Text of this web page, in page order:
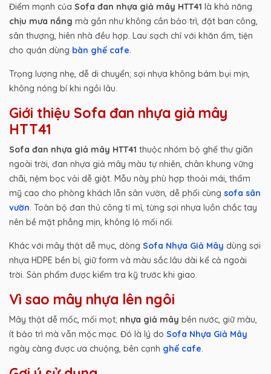
Điểm mạnh của Sofa đan nhựa giả mây HTT41 là khả năng
chịu mưa nắng mà gần như không cần bảo trì, đặt ban công,
sân thượng, hiên nhà đều hợp. Lau sạch chỉ với khăn ẩm, tiện
cho quán dùng bàn ghế cafe
Trọng lượng nhẹ, dễ di chuyển; sợi nhựa không bám bụi mịn,
không nóng bí khi ngồi lâu.
Giới thiệu Sofa đan nhựa giả mây
HTT41
Sofa đan nhựa giả mây HTT41 thuộc nhóm bộ ghế thư giãn
ngoài trời, đan nhựa giả mây màu tự nhiên, chân khung vững
chãi, nệm bọc vải dễ giặt. Mẫu này phù hợp thoải mái, thẩm
mỹ cao cho phòng khách lẫn sân vườn, dễ phối cùng sofa sân
vườn . Toàn bộ đan thủ công tỉ mỉ, từng sợi nhựa luồn chắc tay
nên bề mặt phẳng mịn, không lộ mối nối.
Khác với mây thật dễ mục, dòng Sofa Nhựa Giả Mây dùng sợi
nhựa HDPE bền bỉ, giữ form và màu sắc lâu dài kể cả ngoài
trời. Sản phẩm được kiểm tra kỹ trước khi giao.
Vì sao mây nhựa lên ngôi
Mây thật dễ mốc, mối mọt; nhựa giả mây bền nước, giữ màu,
ít bảo trì mà vẫn mộc mạc. Đó là lý do Sofa Nhựa Giả Mây
ngày càng được ưa chuộng, bên cạnh ghế cafe